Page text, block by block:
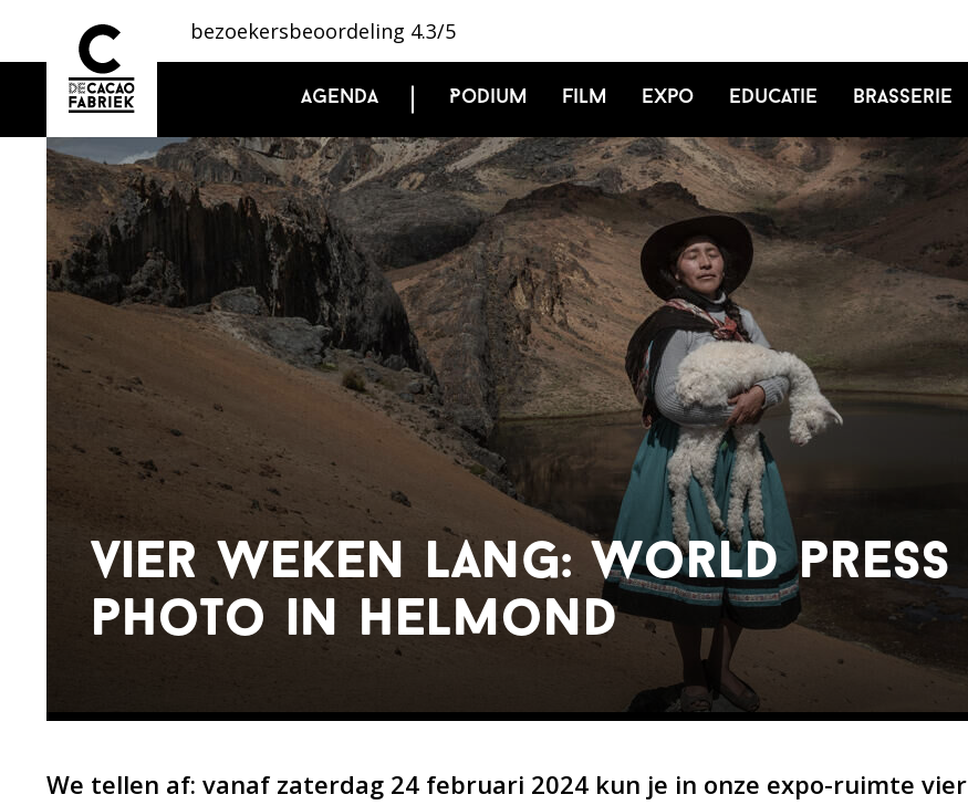
bezoekersbeoordeling 4.3/5
Agenda Podium Film Expo Educatie Brasserie
vier weken lang: world press
photo in helmond
We tellen af: vanaf zaterdag 24 februari 2024 kun je in onze expo-ruimte vier